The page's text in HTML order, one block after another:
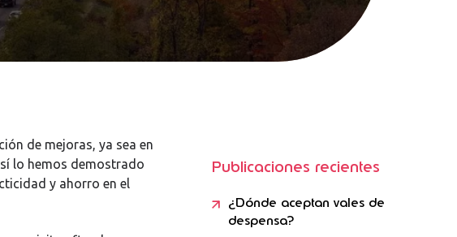
de mejoras, ya sea en
lo hemos demostrado
y ahorro en el
Publicaciones recientes
¿Dónde aceptan vales de
despensa?